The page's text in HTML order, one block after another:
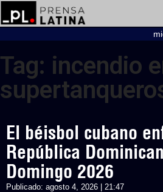
Tag: incendio
El béisbol cubano
República
Domingo 2026
Publicado: agosto 4, 2026 | 21:47